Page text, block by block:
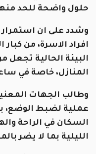
حلول واضحة للحد
وشدد على ان استمرار
افراد الاسرة، من كبار
البيئة الحالية
المنازل، خاصة في
وطالب الجهات
عملية لضبط الوضع،
السكان في الراحة
الليلية بما لا يضر